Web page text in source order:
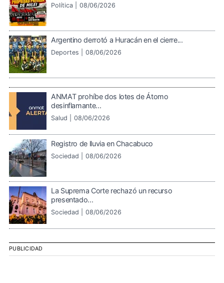
Política | 08/06/2026
Argentino derrotó a Huracán en el cierre...
Deportes | 08/06/2026
ANMAT prohíbe dos lotes de Átomo
desinflamante...
Salud | 08/06/2026
Registro de lluvia en Chacabuco
Sociedad | 08/06/2026
La Suprema Corte rechazó un recurso
presentado...
Sociedad | 08/06/2026
PUBLICIDAD